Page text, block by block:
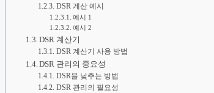
DSR 계산 예시
예시 1
예시 2
DSR 계산기
DSR 계산기 사용 방법
DSR 관리의 중요성
DSR을 낮추는 방법
DSR 관리의 필요성